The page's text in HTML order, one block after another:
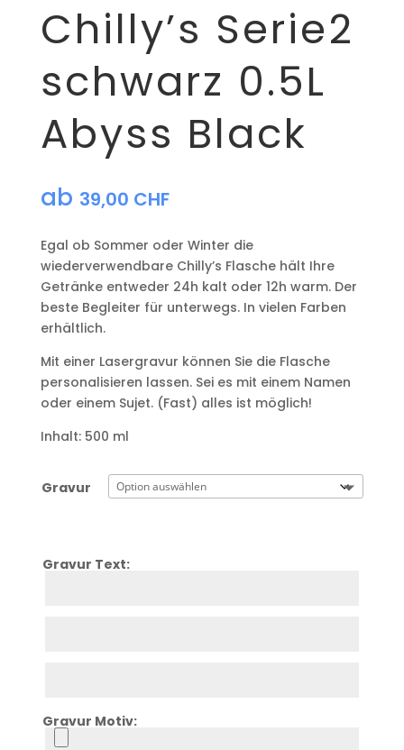
Chilly’s Serie2
schwarz 0.5L
Abyss Black
ab 39,00 CHF
Egal ob Sommer oder Winter die
wiederverwendbare Chilly’s Flasche hält Ihre
Getränke entweder 24h kalt oder 12h warm. Der
beste Begleiter für unterwegs. In vielen Farben
erhältlich.
Mit einer Lasergravur können Sie die Flasche
personalisieren lassen. Sei es mit einem Namen
oder einem Sujet. (Fast) alles ist möglich!
Inhalt: 500 ml
Gravur
Gravur Text:
Gravur Motiv:
Upload